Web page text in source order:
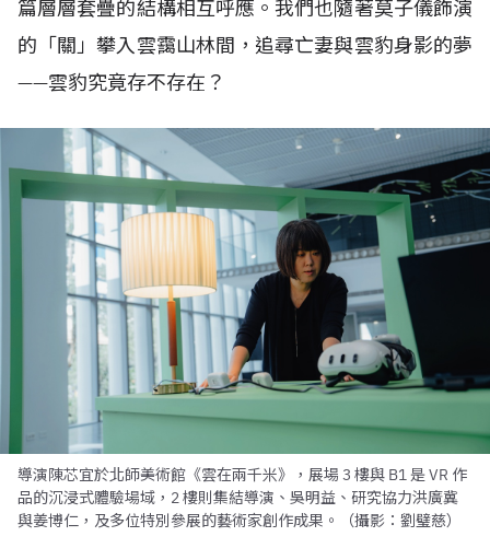
篇層層套疊的結構相互呼應。我們也隨著莫子儀飾演
的「關」攀入雲靄山林間，追尋亡妻與雲豹身影的夢
——雲豹究竟存不存在？
導演陳芯宜於北師美術館《雲在兩千米》，展場 3 樓與 B1 是 VR 作
品的沉浸式體驗場域，2 樓則集結導演、吳明益、研究協力洪廣冀
與姜博仁，及多位特別參展的藝術家創作成果。（攝影：劉璧慈）